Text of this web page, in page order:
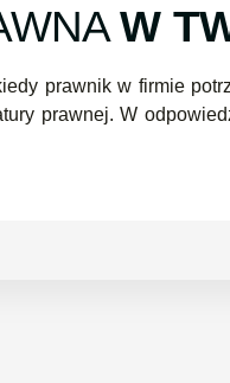
W
prawnik w firmie
prawnej. W